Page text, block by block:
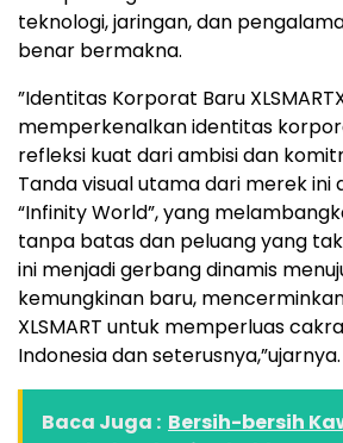
teknologi, jaringan, dan
benar bermakna.
”Identitas Korporat Baru
memperkenalkan identitas
refleksi kuat dari ambisi dan
Tanda visual utama dari merek ini
“Infinity World”, yang
tanpa batas dan peluang yang
ini menjadi gerbang dinamis
kemungkinan baru,
XLSMART untuk memperluas
Indonesia dan seterusnya,”ujarnya.
Baca Juga : Bersih-bersih